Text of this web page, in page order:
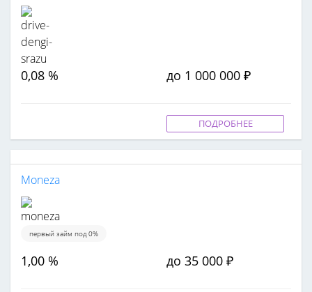
0,08 % до 1 000 000 ₽
ПОДРОБНЕЕ
Moneza
первый займ под 0%
1,00 % до 35 000 ₽